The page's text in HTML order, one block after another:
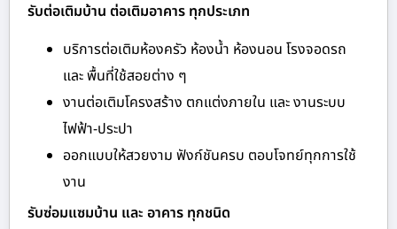
รับต่อเติมบ้าน ต่อเติมอาคาร ทุกประเภท
บริการต่อเติมห้องครัว ห้องน้ำ ห้องนอน โรงจอดรถ
และ พื้นที่ใช้สอยต่าง ๆ
งานต่อเติมโครงสร้าง ตกแต่งภายใน และ งานระบบ
ไฟฟ้า-ประปา
ออกแบบให้สวยงาม ฟังก์ชันครบ ตอบโจทย์ทุกการใช้
งาน
รับซ่อมแซมบ้าน และ อาคาร ทุกชนิด